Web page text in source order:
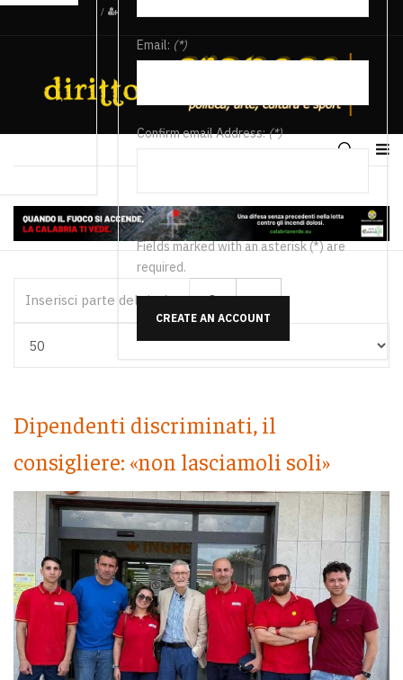
/
Email: (*)
Confirm email Address:(*)
Fields marked with an asterisk (*) are
required.
CREATE AN ACCOUNT
Dipendenti discriminati, il
consigliere: «non lasciamoli soli»